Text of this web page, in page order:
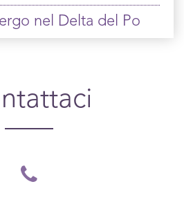
nel Delta del Po